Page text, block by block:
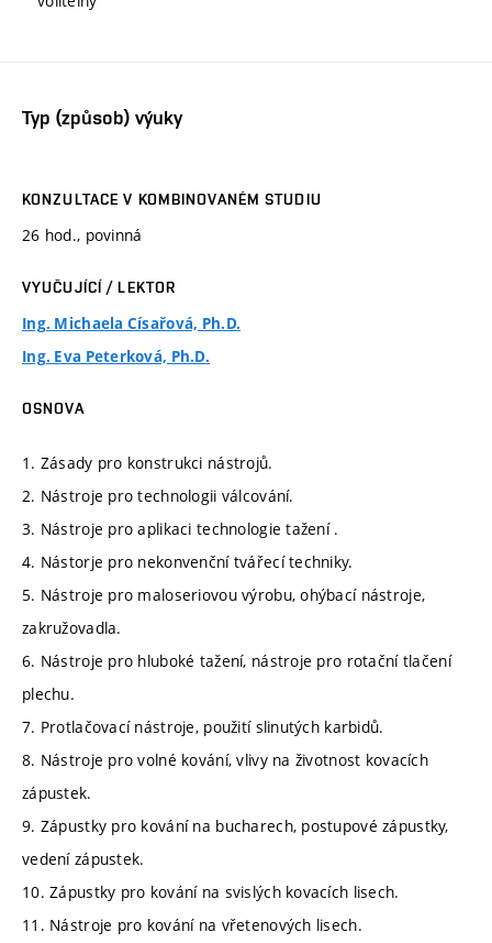
Typ (způsob) výuky
KONZULTACE V KOMBINOVANÉM STUDIU
26 hod., povinná
VYUČUJÍCÍ / LEKTOR
Ing. Michaela Císařová, Ph.D.
Ing. Eva Peterková, Ph.D.
OSNOVA
1. Zásady pro konstrukci nástrojů.
2. Nástroje pro technologii válcování.
3. Nástroje pro aplikaci technologie tažení .
4. Nástorje pro nekonvenční tvářecí techniky.
5. Nástroje pro maloseriovou výrobu, ohýbací nástroje,
zakružovadla.
6. Nástroje pro hluboké tažení, nástroje pro rotační tlačení
plechu.
7. Protlačovací nástroje, použití slinutých karbidů.
8. Nástroje pro volné kování, vlivy na životnost kovacích
zápustek.
9. Zápustky pro kování na bucharech, postupové zápustky,
vedení zápustek.
10. Zápustky pro kování na svislých kovacích lisech.
11. Nástroje pro kování na vřetenových lisech.